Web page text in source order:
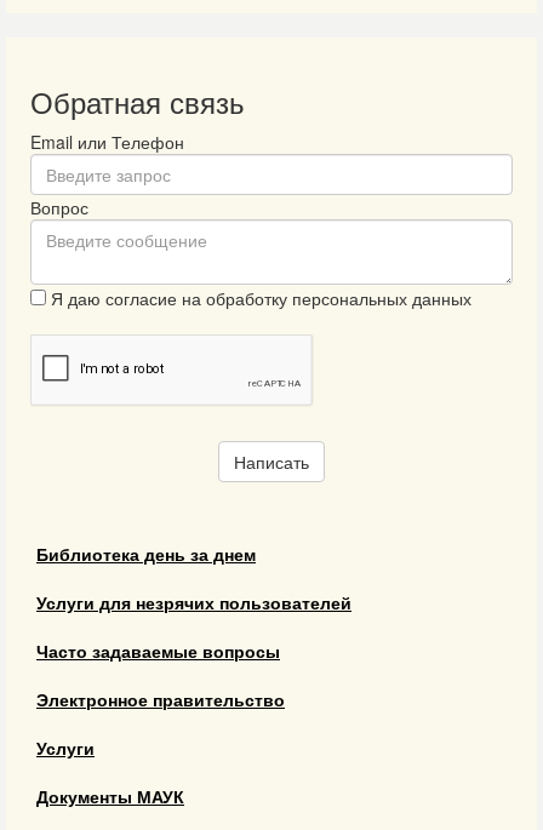
Обратная связь
Email или Телефон
Вопрос
Я даю согласие на обработку персональных данных
Написать
Библиотека день за днем
Услуги для незрячих пользователей
Часто задаваемые вопросы
Электронное правительство
Услуги
Документы МАУК